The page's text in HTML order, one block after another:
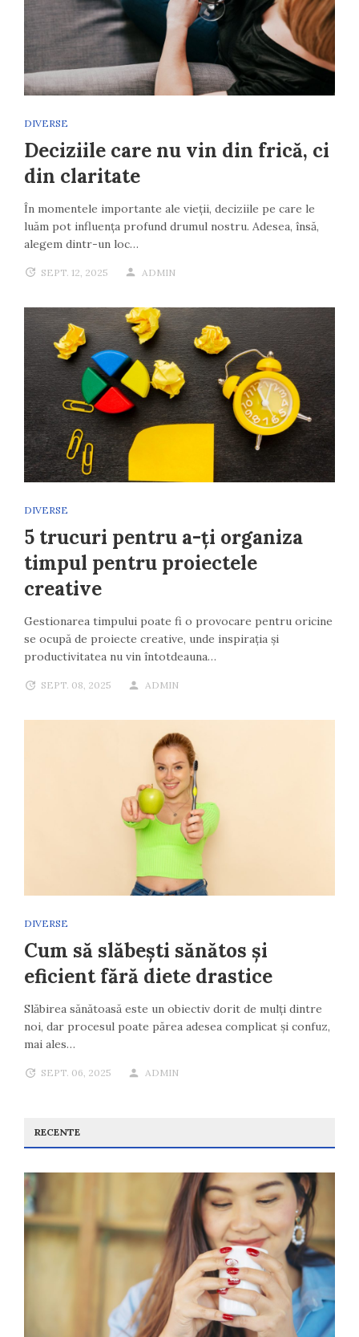
DIVERSE
Deciziile care nu vin din frică, ci
din claritate
În momentele importante ale vieții, deciziile pe care le
luăm pot influența profund drumul nostru. Adesea, însă,
alegem dintr-un loc…
SEPT. 12, 2025 ADMIN
DIVERSE
5 trucuri pentru a-ți organiza
timpul pentru proiectele
creative
Gestionarea timpului poate fi o provocare pentru oricine
se ocupă de proiecte creative, unde inspirația și
productivitatea nu vin întotdeauna…
SEPT. 08, 2025 ADMIN
DIVERSE
Cum să slăbești sănătos și
eficient fără diete drastice
Slăbirea sănătoasă este un obiectiv dorit de mulți dintre
noi, dar procesul poate părea adesea complicat și confuz,
mai ales…
SEPT. 06, 2025 ADMIN
RECENTE